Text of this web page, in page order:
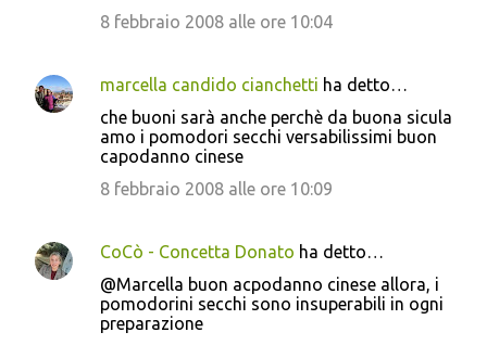
8 febbraio 2008 alle ore 10:04
marcella candido cianchetti ha detto…
che buoni sarà anche perchè da buona sicula
amo i pomodori secchi versabilissimi buon
capodanno cinese
8 febbraio 2008 alle ore 10:09
CoCò - Concetta Donato ha detto…
@Marcella buon acpodanno cinese allora, i
pomodorini secchi sono insuperabili in ogni
preparazione